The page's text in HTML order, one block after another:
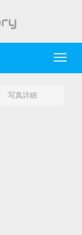
写真詳細